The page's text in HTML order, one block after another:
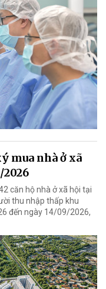
mua nhà ở xã
căn hộ nhà ở xã hội tại
thu nhập thấp khu
đến ngày 14/09/2026,